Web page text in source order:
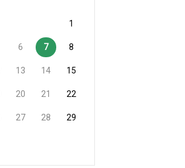
1
6 7 8
13 14 15
20 21 22
27 28 29